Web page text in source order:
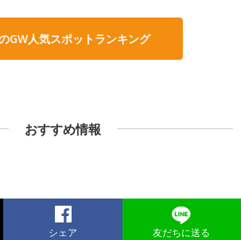
GW人気スポットランキング
おすすめ情報
シェア 友だちに送る